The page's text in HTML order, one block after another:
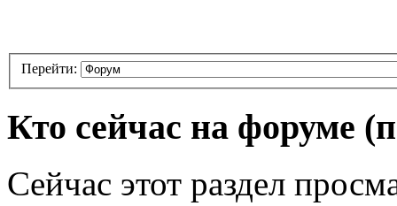
Перейти:
Кто сейчас на форуме
Сейчас этот раздел